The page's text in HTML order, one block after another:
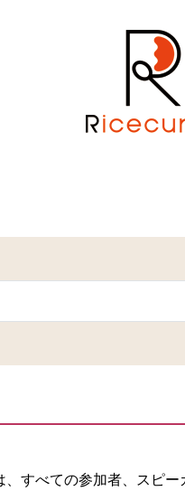
、すべての参加者、スピ